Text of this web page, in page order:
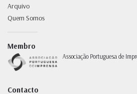
Arquivo
Quem Somos
Membro
Associação Portuguesa de
Contacto